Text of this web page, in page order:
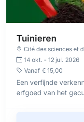
Tuinieren
Cité des sciences et
14 okt. - 12 jul. 2026
Vanaf € 15,00
Een verfijnde
erfgoed van het